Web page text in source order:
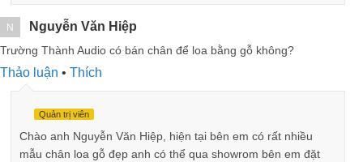
N Nguyễn Văn Hiệp
Trường Thành Audio có bán chân để loa bằng gỗ không?
Thảo luận • Thích
Quản trị viên
Chào anh Nguyễn Văn Hiệp, hiện tại bên em có rất nhiều
mẫu chân loa gỗ đẹp anh có thể qua showrom bên em đặt